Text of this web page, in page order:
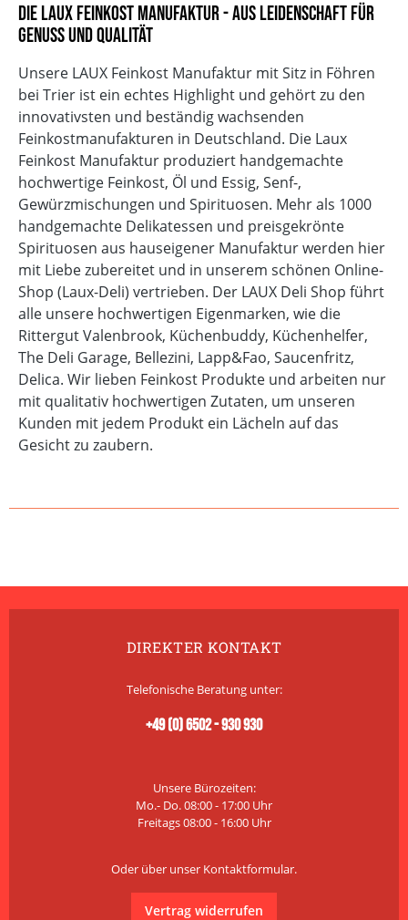
Die LAUX Feinkost Manufaktur - Aus Leidenschaft für
Genuss und Qualität
Unsere LAUX Feinkost Manufaktur mit Sitz in Föhren
bei Trier ist ein echtes Highlight und gehört zu den
innovativsten und beständig wachsenden
Feinkostmanufakturen in Deutschland. Die Laux
Feinkost Manufaktur produziert handgemachte
hochwertige Feinkost, Öl und Essig, Senf-,
Gewürzmischungen und Spirituosen. Mehr als 1000
handgemachte Delikatessen und preisgekrönte
Spirituosen aus hauseigener Manufaktur werden hier
mit Liebe zubereitet und in unserem schönen Online-
Shop (Laux-Deli) vertrieben. Der LAUX Deli Shop führt
alle unsere hochwertigen Eigenmarken, wie die
Rittergut Valenbrook, Küchenbuddy, Küchenhelfer,
The Deli Garage, Bellezini, Lapp&Fao, Saucenfritz,
Delica. Wir lieben Feinkost Produkte und arbeiten nur
mit qualitativ hochwertigen Zutaten, um unseren
Kunden mit jedem Produkt ein Lächeln auf das
Gesicht zu zaubern.
DIREKTER KONTAKT
Telefonische Beratung unter:
+49 (0) 6502 - 930 930
Unsere Bürozeiten:
Mo.- Do. 08:00 - 17:00 Uhr
Freitags 08:00 - 16:00 Uhr
Oder über unser Kontaktformular.
Vertrag widerrufen